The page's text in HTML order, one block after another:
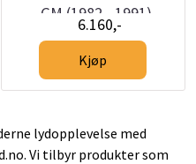
GM (1982 - 1991)
6.160,-
Kjøp
lydopplevelse med
Vi tilbyr produkter som